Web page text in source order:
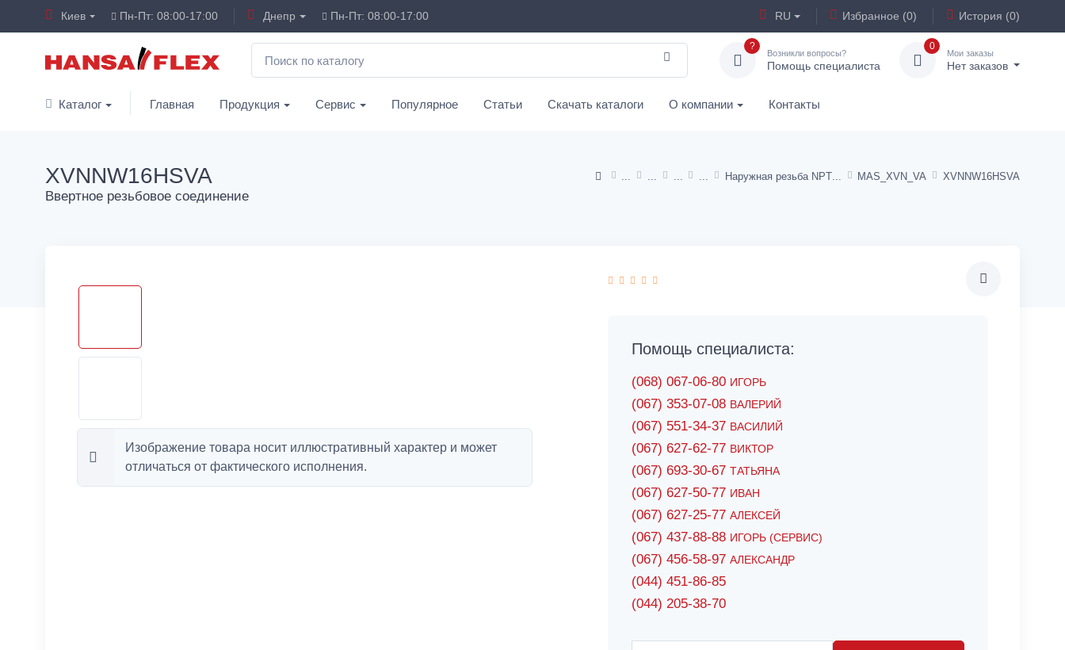
Киев Пн-Пт: 08:00-17:00 Днепр Пн-Пт: 08:00-17:00 RU Избранное (0) История (0)
?
Возникли вопросы?
Помощь специалиста
0
Мои заказы
Нет заказов
Каталог Главная Продукция Сервис Популярное Статьи Скачать каталоги О компании Контакты
Наружная резьба NPT MAS_XVN_VA XVNNW16HSVA
XVNNW16HSVA
Ввертное резьбовое соединение
Изображение товара носит иллюстративный характер и может
отличаться от фактического исполнения.
Помощь специалиста:
(068) 067-06-80 ИГОРЬ
(067) 353-07-08 ВАЛЕРИЙ
(067) 551-34-37 ВАСИЛИЙ
(067) 627-62-77 ВИКТОР
(067) 693-30-67 ТАТЬЯНА
(067) 627-50-77 ИВАН
(067) 627-25-77 АЛЕКСЕЙ
(067) 437-88-88 ИГОРЬ (СЕРВИС)
(067) 456-58-97 АЛЕКСАНДР
(044) 451-86-85
(044) 205-38-70